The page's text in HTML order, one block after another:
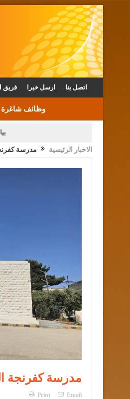
فريق ارسل خبرا اتصل بنا
وظائف شاغرة
دعوة المكلفين بخدمة
الاخبار الرئيسية مدرسة
مدرسة كفرنجة
Print Email